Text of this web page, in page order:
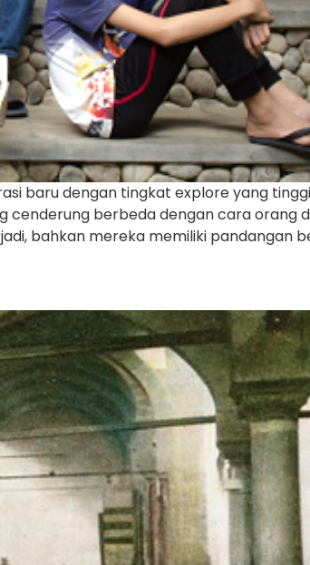
baru dengan tingkat explore yang
cenderung berbeda dengan cara orang
bahkan mereka memiliki pandangan